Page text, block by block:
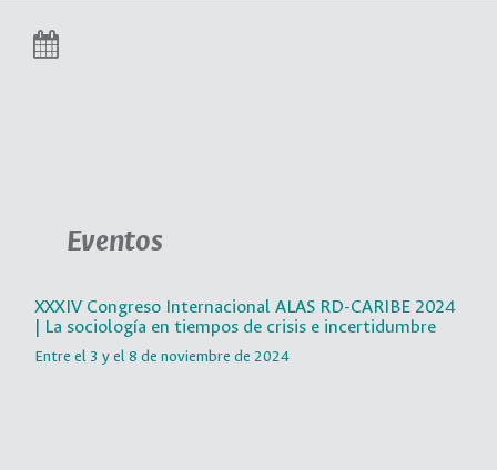
Contacto
Eventos
XXXIV Congreso Internacional ALAS RD-CARIBE 2024
| La sociología en tiempos de crisis e incertidumbre
Entre el 3 y el 8 de noviembre de 2024